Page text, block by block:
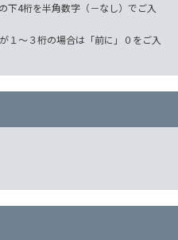
下4桁を半角数字（－なし）でご入
１～３桁の場合は「前に」０をご入